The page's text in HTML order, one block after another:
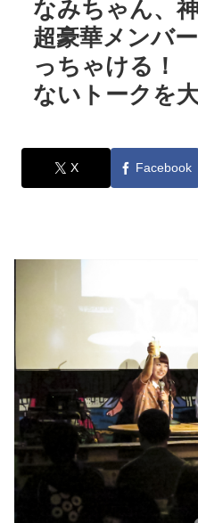
なみちゃん、
超豪華メンバ
っちゃける！
ないトークを
X Facebook